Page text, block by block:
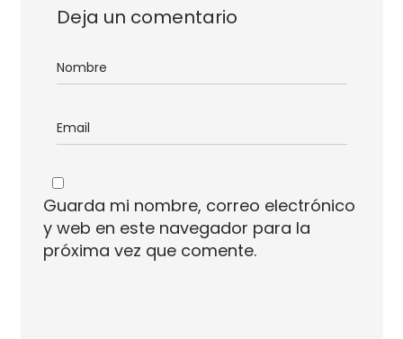
Deja un comentario
Guarda mi nombre, correo electrónico
y web en este navegador para la
próxima vez que comente.